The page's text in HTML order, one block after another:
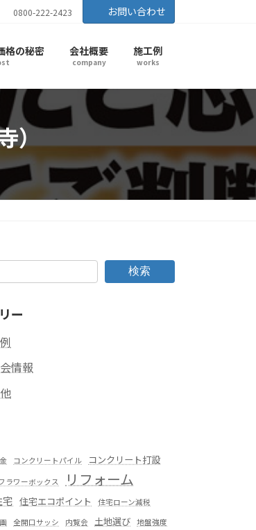
0800-222-2423 お問い合わせ
格の秘密 会社概要
company
施工例
works
）
検索
ー
情報
コンクリートパイル コンクリート打設
ラワーボックス リフォーム
住宅エコポイント
住宅ローン減税
全開口サッシ 内覧会 土地選び 地盤強度